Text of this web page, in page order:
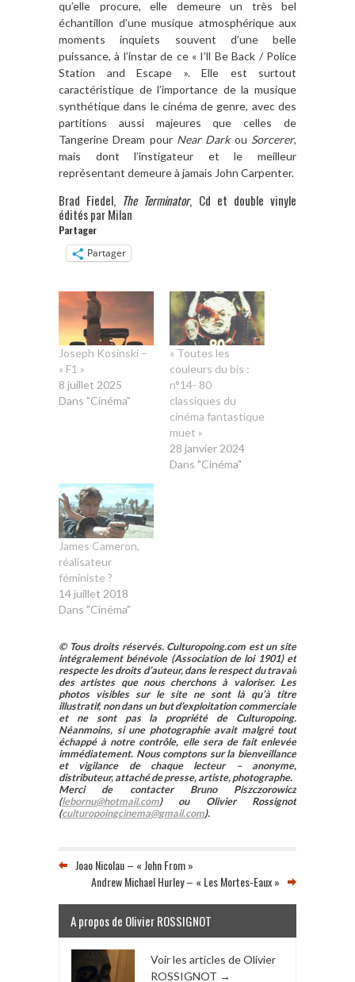
qu’elle procure, elle demeure un très bel
échantillon d’une musique atmosphérique aux
moments inquiets souvent d’une belle
puissance, à l’instar de ce « I’ll Be Back / Police
Station and Escape ». Elle est surtout
caractéristique de l’importance de la musique
synthétique dans le cinéma de genre, avec des
partitions aussi majeures que celles de
Tangerine Dream pour Near Darkou Sorcerer,
mais dont l’instigateur et le meilleur
représentant demeure à jamais John Carpenter.
Brad Fiedel, The Terminator, Cd et double vinyle
édités par Milan
Partager
Partager
Joseph Kosinski –
« F1 »
8 juillet 2025
Dans "Cinéma"
« Toutes les
couleurs du bis :
n°14- 80
classiques du
cinéma fantastique
muet »
28 janvier 2024
Dans "Cinéma"
James Cameron,
réalisateur
féministe ?
14 juillet 2018
Dans "Cinéma"
© Tous droits réservés. Culturopoing.com est un site
intégralement bénévole (Association de loi 1901) et
respecte les droits d’auteur, dans le respect du travail
des artistes que nous cherchons à valoriser. Les
photos visibles sur le site ne sont là qu’à titre
illustratif, non dans un but d’exploitation commerciale
et ne sont pas la propriété de Culturopoing.
Néanmoins, si une photographie avait malgré tout
échappé à notre contrôle, elle sera de fait enlevée
immédiatement. Nous comptons sur la bienveillance
et vigilance de chaque lecteur – anonyme,
distributeur, attaché de presse, artiste, photographe.
Merci de contacter Bruno Piszczorowicz
(lebornu@hotmail.com) ou Olivier Rossignot
(culturopoingcinema@gmail.com).
Joao Nicolau – « John From »
Andrew Michael Hurley – « Les Mortes-Eaux »
A propos de Olivier ROSSIGNOT
Voir les articles de Olivier
ROSSIGNOT →